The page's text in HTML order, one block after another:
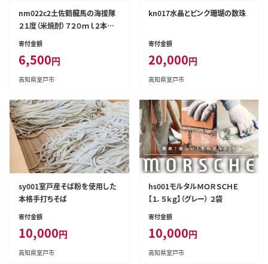
nm022c2土佐鶴龍馬の海援隊
２１度（米焼酎）７２０ｍｌ２本セッ
寄付金額
6,500円
高知県室戸市
kn017水晶とピンク珊瑚の数珠
寄付金額
20,000円
高知県室戸市
sy001室戸産そば粉を使用した
本格手打ちそば
寄付金額
10,000円
高知県室戸市
hs001モルタルＭＯＲＳＣＨＥ
【１．５ｋｇ】（グレー） ２袋
寄付金額
10,000円
高知県室戸市